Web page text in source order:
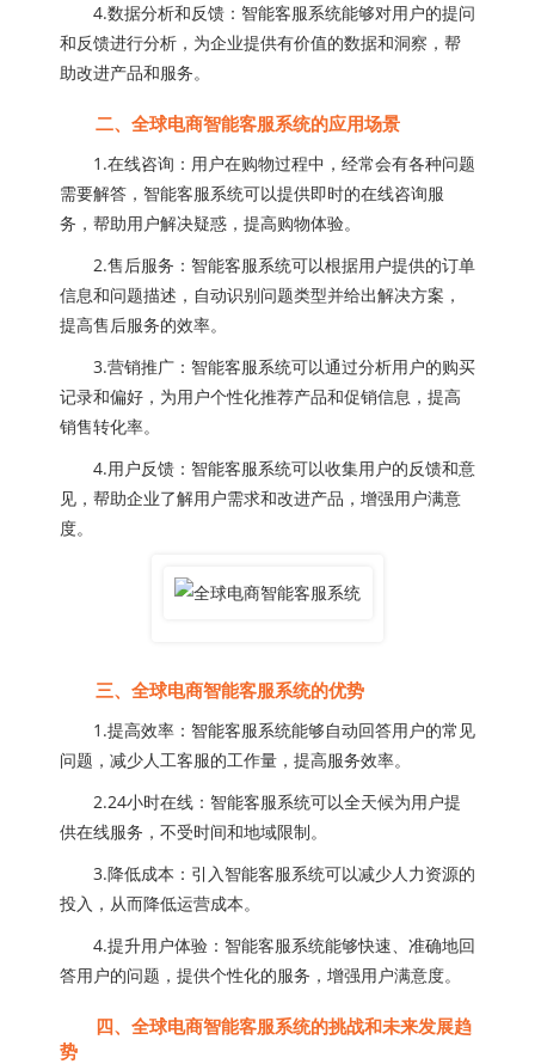
4.数据分析和反馈：智能客服系统能够对用户的提问
和反馈进行分析，为企业提供有价值的数据和洞察，帮
助改进产品和服务。
二、全球电商智能客服系统的应用场景
1.在线咨询：用户在购物过程中，经常会有各种问题
需要解答，智能客服系统可以提供即时的在线咨询服
务，帮助用户解决疑惑，提高购物体验。
2.售后服务：智能客服系统可以根据用户提供的订单
信息和问题描述，自动识别问题类型并给出解决方案，
提高售后服务的效率。
3.营销推广：智能客服系统可以通过分析用户的购买
记录和偏好，为用户个性化推荐产品和促销信息，提高
销售转化率。
4.用户反馈：智能客服系统可以收集用户的反馈和意
见，帮助企业了解用户需求和改进产品，增强用户满意
度。
三、全球电商智能客服系统的优势
1.提高效率：智能客服系统能够自动回答用户的常见
问题，减少人工客服的工作量，提高服务效率。
2.24小时在线：智能客服系统可以全天候为用户提
供在线服务，不受时间和地域限制。
3.降低成本：引入智能客服系统可以减少人力资源的
投入，从而降低运营成本。
4.提升用户体验：智能客服系统能够快速、准确地回
答用户的问题，提供个性化的服务，增强用户满意度。
四、全球电商智能客服系统的挑战和未来发展趋
势